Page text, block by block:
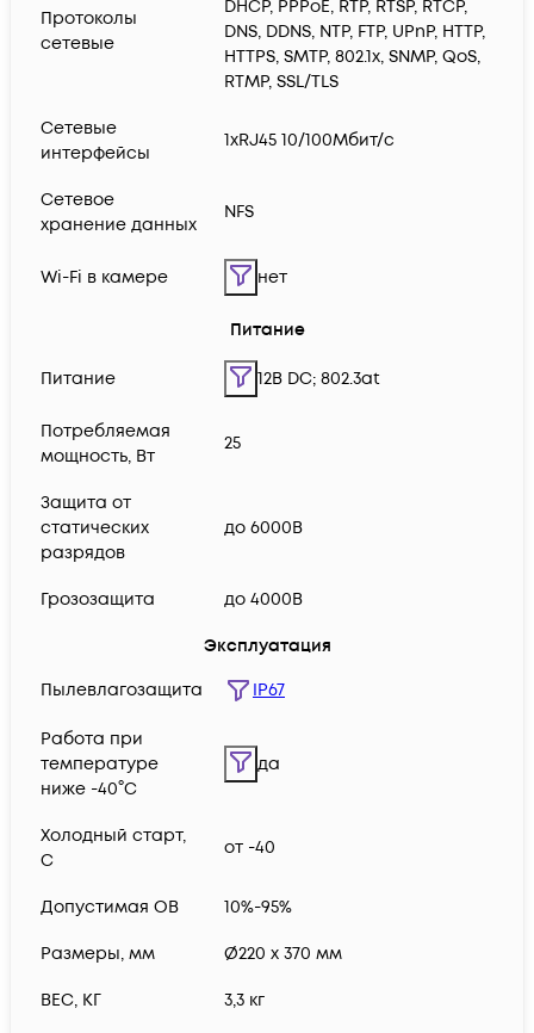
Протоколы
сетевые
DHCP, PPPoE, RTP, RTSP, RTCP,
DNS, DDNS, NTP, FTP, UPnP, HTTP,
HTTPS, SMTP, 802.1x, SNMP, QoS,
RTMP, SSL/TLS
Сетевые
интерфейсы
1xRJ45 10/100Мбит/с
Сетевое
хранение данных
NFS
Wi-Fi в камере нет
Питание
Питание 12В DC; 802.3at
Потребляемая
мощность, Вт
25
Защита от
статических
разрядов
до 6000В
Грозозащита до 4000В
Эксплуатация
Пылевлагозащита
IP67
Работа при
температуре
ниже -40°C
да
Холодный старт,
C
от -40
Допустимая ОВ 10%-95%
Размеры, мм Ø220 x 370 мм
ВЕС, КГ 3,3 кг